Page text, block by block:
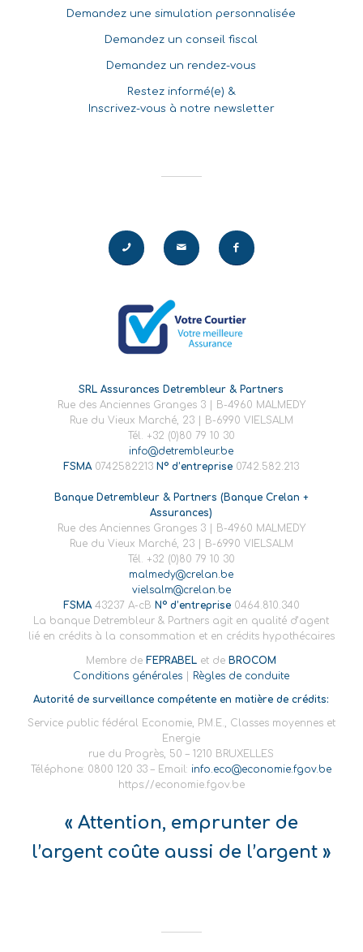
Demandez une simulation personnalisée
Demandez un conseil fiscal
Demandez un rendez-vous
Restez informé(e) &
Inscrivez-vous à notre newsletter
SRL Assurances Detrembleur & Partners
Rue des Anciennes Granges 3 | B-4960 MALMEDY
Rue du Vieux Marché, 23 | B-6990 VIELSALM
Tél. +32 (0)80 79 10 30
info@detrembleur.be
FSMA0742582213 N° d’entreprise 0742.582.213
Banque Detrembleur & Partners (Banque Crelan +
Assurances)
Rue des Anciennes Granges 3 | B-4960 MALMEDY
Rue du Vieux Marché, 23 | B-6990 VIELSALM
Tél. +32 (0)80 79 10 30
malmedy@crelan.be
vielsalm@crelan.be
FSMA43237 A-cB N° d’entreprise 0464.810.340
La banque Detrembleur & Partners agit en qualité d’agent
lié en crédits à la consommation et en crédits hypothécaires
Membre de FEPRABEL et de BROCOM
Conditions générales
Règles de conduite
Autorité de surveillance compétente en matière de crédits:
Service public fédéral Economie, P.M.E., Classes moyennes et
Energie
rue du Progrès, 50 – 1210 BRUXELLES
Téléphone: 0800 120 33 – Email: info.eco@economie.fgov.be
https://economie.fgov.be
« Attention, emprunter de
l’argent coûte aussi de l’argent »